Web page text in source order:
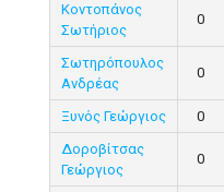
Κοντοπάνος
Σωτήριος
0
Σωτηρόπουλος
Ανδρέας
0
Ξυνός Γεώργιος 0
Δοροβίτσας
Γεώργιος
0